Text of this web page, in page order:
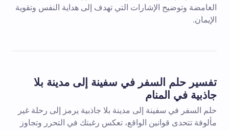
الغامضة وتوضيح الإشارات التي تهدف إلى هداية النفس وتقوية
الإيمان.
تفسير حلم السفر في سفينة إلى مدينة بلا
جاذبية في المنام
حلم السفر في سفينة إلى مدينة بلا جاذبية يرمز إلى رحلة غير
مألوفة تتحدى قوانين الواقع، تعكس رغبتك في التحرر وتجاوز